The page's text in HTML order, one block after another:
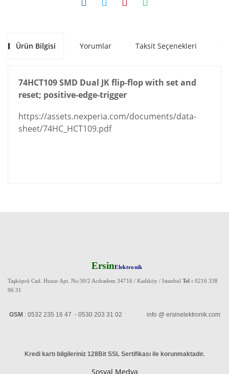
Ürün Bilgisi Yorumlar Taksit Seçenekleri
74HCT109 SMD Dual JK flip-flop with set and
reset; positive-edge-trigger
https://assets.nexperia.com/documents/data-
sheet/74HC_HCT109.pdf
ErsinElektronik
Taşköprü Cad. Huzur Apt. No:30/2 Acıbadem 34716 / Kadıköy / Istanbul Tel : 0216 338
96 31
GSM : 0532 235 16 47 - 0530 203 31 02 info @ ersinelektronik.com
Kredi kartı bilgileriniz 128Bit SSL Sertifikası ile korunmaktadır.
Sosyal Medya